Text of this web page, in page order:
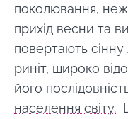
поколювання,
прихід весни та
повертають сінну
риніт, широко
його
населення світу.